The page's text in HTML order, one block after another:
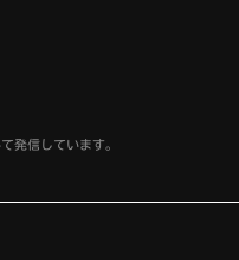
発信しています。